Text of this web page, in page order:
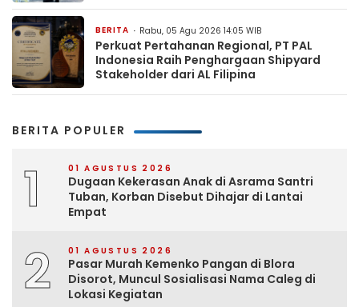
BERITA Rabu, 05 Agu 2026 14:05 WIB
Perkuat Pertahanan Regional, PT PAL
Indonesia Raih Penghargaan Shipyard
Stakeholder dari AL Filipina
BERITA POPULER
1 01 AGUSTUS 2026
Dugaan Kekerasan Anak di Asrama Santri
Tuban, Korban Disebut Dihajar di Lantai
Empat
2 01 AGUSTUS 2026
Pasar Murah Kemenko Pangan di Blora
Disorot, Muncul Sosialisasi Nama Caleg di
Lokasi Kegiatan